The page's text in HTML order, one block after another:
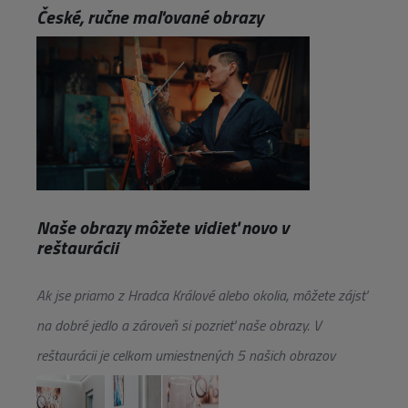
České, ručne maľované obrazy
Naše obrazy môžete vidieť novo v
reštaurácii
Ak jse priamo z Hradca Králové alebo okolia, môžete zájsť
na dobré jedlo a zároveň si pozrieť naše obrazy. V
reštaurácii je celkom umiestnených 5 našich obrazov